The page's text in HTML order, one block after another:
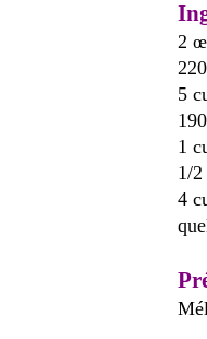
2
5
1
1/
4